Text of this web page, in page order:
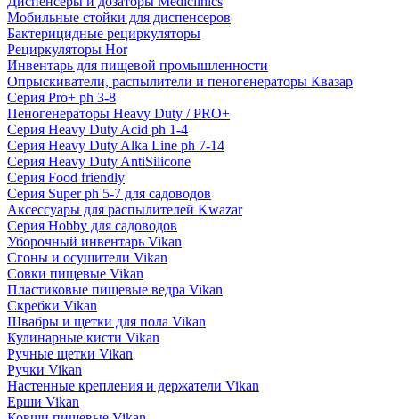
Мобильные стойки для диспенсеров
Бактерицидные рециркуляторы
Рециркуляторы Hor
Инвентарь для пищевой промышленности
Опрыскиватели, распылители и пеногенераторы Квазар
Серия Pro+ ph 3-8
Пеногенераторы Heavy Duty / PRO+
Серия Heavy Duty Acid ph 1-4
Серия Heavy Duty Alka Line ph 7-14
Серия Heavy Duty AntiSilicone
Серия Food friendly
Серия Super ph 5-7 для садоводов
Аксессуары для распылителей Kwazar
Серия Hobby для садоводов
Уборочный инвентарь Vikan
Сгоны и осушители Vikan
Совки пищевые Vikan
Пластиковые пищевые ведра Vikan
Скребки Vikan
Швабры и щетки для пола Vikan
Кулинарные кисти Vikan
Ручные щетки Vikan
Ручки Vikan
Настенные крепления и держатели Vikan
Ерши Vikan